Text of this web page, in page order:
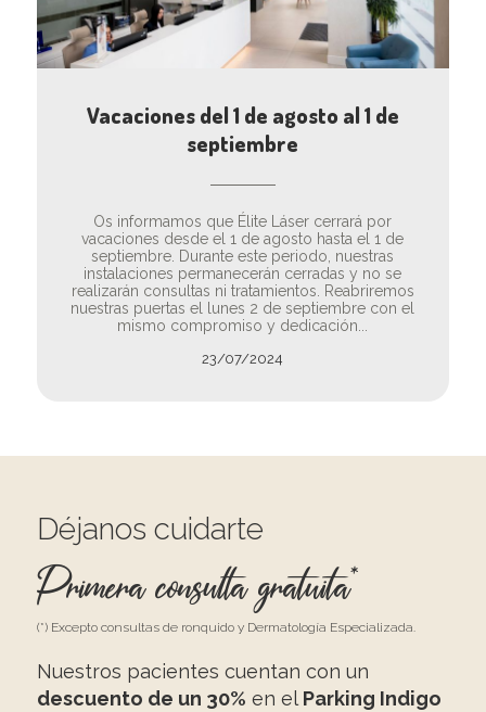
Vacaciones del 1 de agosto al 1 de
septiembre
Os informamos que Élite Láser cerrará por
vacaciones desde el 1 de agosto hasta el 1 de
septiembre. Durante este periodo, nuestras
instalaciones permanecerán cerradas y no se
realizarán consultas ni tratamientos. Reabriremos
nuestras puertas el lunes 2 de septiembre con el
mismo compromiso y dedicación...
23/07/2024
Déjanos cuidarte
Primera consulta gratuita*
(*) Excepto consultas de ronquido y Dermatología Especializada.
Nuestros pacientes cuentan con un
descuento de un 30% en elParking Indigo